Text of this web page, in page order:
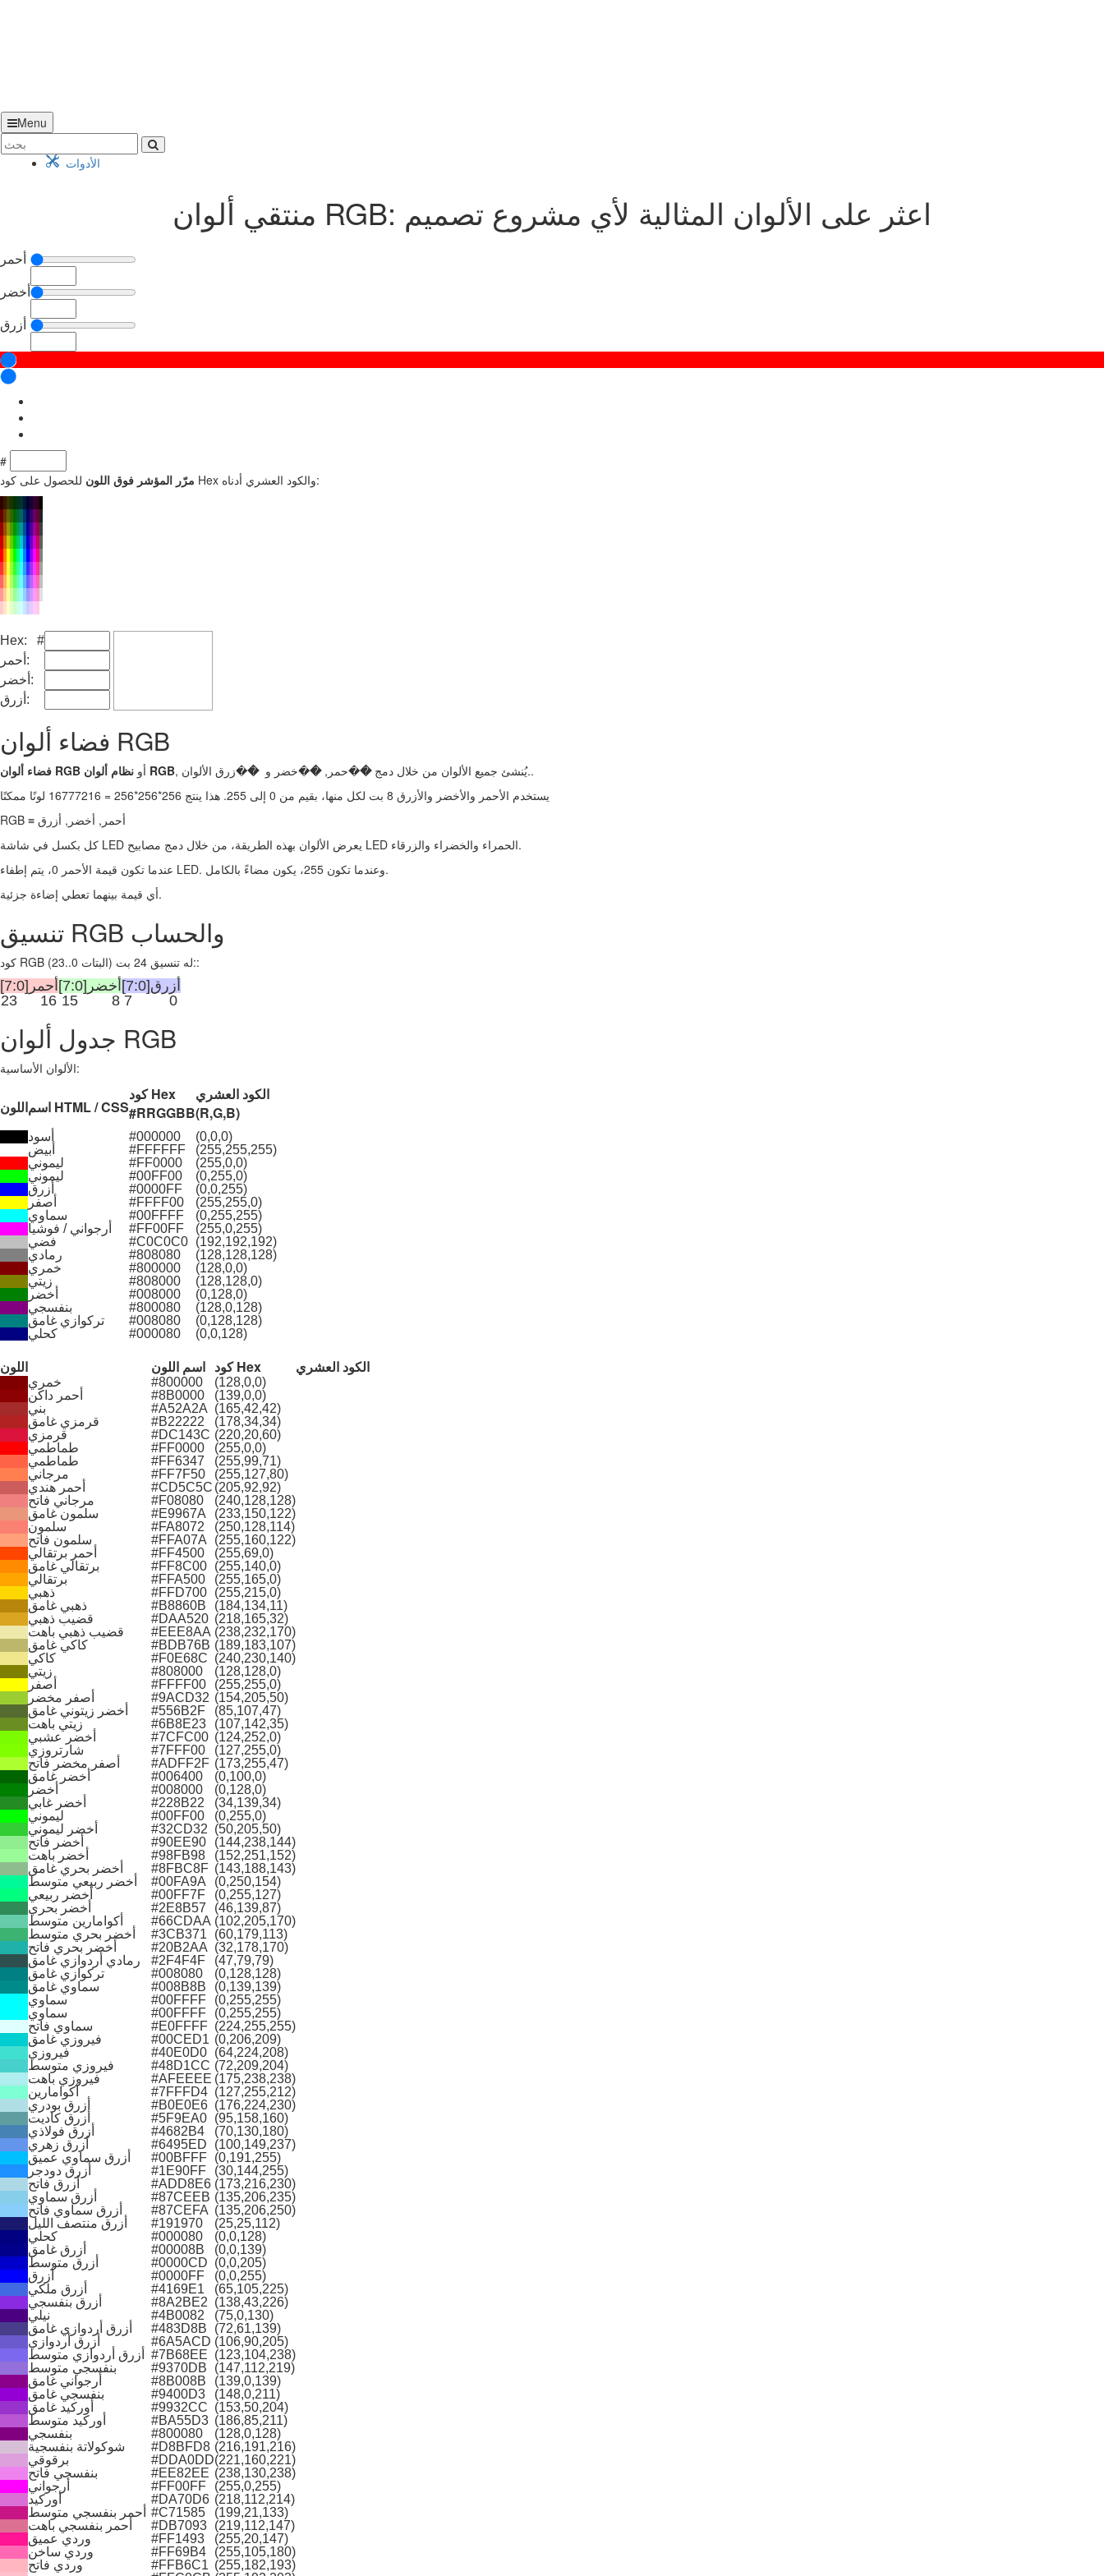
Menu
الأدوات
منتقي ألوان RGB: اعثر على الألوان المثالية لأي مشروع تصميم
أحمر
أخضر
أزرق
#
مرّر المؤشر فوق اللون
للحصول على كود Hex والكود العشري أدناه:
Hex: #
أحمر:
أخضر:
أزرق:
فضاء ألوان RGB
فضاء ألوان RGB أو نظام ألوان RGB , يُنشئ جميع الألوان من خلال دمج��حمر,��خضر و�
�زرق الألوان..
يستخدم الأحمر والأخضر والأزرق 8 بت لكل منها، بقيم من 0 إلى 255. هذا ينتج 256*256*256 = 16777216 لونًا ممكنًا
RGB ≡ أحمر, أخضر, أزرق
كل بكسل في شاشة LED يعرض الألوان بهذه الطريقة، من خلال دمج مصابيح LED الحمراء والخضراء والزرقاء.
عندما تكون قيمة الأحمر 0، يتم إطفاء LED. وعندما تكون 255، يكون مضاءً بالكامل.
أي قيمة بينهما تعطي إضاءة جزئية.
تنسيق RGB والحساب
كود RGB له تنسيق 24 بت (البتات 0..23)::
أحمر[7:0]
أخضر[7:0]
أزرق[7:0]
23
16 15 8 7 0
جدول ألوان RGB
الألوان الأساسية:
اللون اسم HTML / CSS
كود Hex
#RRGGBB
الكود العشري
(R,G,B)
أسود #000000
(0,0,0)
أبيض
#FFFFFF
(255,255,255)
ليموني
#FF0000
(255,0,0)
ليموني
#00FF00
(0,255,0)
أزرق
#0000FF
(0,0,255)
أصفر
#FFFF00
(255,255,0)
سماوي
#00FFFF
(0,255,255)
أرجواني / فوشيا
#FF00FF
(255,0,255)
فضي
#C0C0C0 (192,192,192)
رمادي
#808080
(128,128,128)
خمري
#800000
(128,0,0)
زيتي
#808000
(128,128,0)
أخضر
#008000
(0,128,0)
بنفسجي
#800080
(128,0,128)
تركوازي غامق
#008080
(0,128,128)
كحلي
#000080 (0,0,128)
اللون اسم اللون كود Hex الكود العشري
خمري #800000
(128,0,0)
أحمر داكن
#8B0000
(139,0,0)
بني
#A52A2A (165,42,42)
قرمزي غامق
#B22222
(178,34,34)
قرمزي
#DC143C (220,20,60)
طماطمي
#FF0000
(255,0,0)
طماطمي
#FF6347
(255,99,71)
مرجاني
#FF7F50
(255,127,80)
أحمر هندي
#CD5C5C (205,92,92)
مرجاني فاتح
#F08080
(240,128,128)
سلمون غامق
#E9967A
(233,150,122)
سلمون
#FA8072
(250,128,114)
سلمون فاتح
#FFA07A
(255,160,122)
أحمر برتقالي
#FF4500
(255,69,0)
برتقالي غامق
#FF8C00 (255,140,0)
برتقالي
#FFA500
(255,165,0)
ذهبي
#FFD700 (255,215,0)
ذهبي غامق
#B8860B
(184,134,11)
قضيب ذهبي
#DAA520 (218,165,32)
قضيب ذهبي باهت
#EEE8AA (238,232,170)
كاكي غامق
#BDB76B (189,183,107)
كاكي
#F0E68C (240,230,140)
زيتي
#808000
(128,128,0)
أصفر
#FFFF00
(255,255,0)
أصفر مخضر
#9ACD32 (154,205,50)
أخضر زيتوني غامق
#556B2F
(85,107,47)
زيتي باهت
#6B8E23
(107,142,35)
أخضر عشبي
#7CFC00 (124,252,0)
شارتروزي
#7FFF00
(127,255,0)
أصفر مخضر فاتح
#ADFF2F (173,255,47)
أخضر غامق
#006400
(0,100,0)
أخضر
#008000
(0,128,0)
أخضر غابي
#228B22
(34,139,34)
ليموني
#00FF00
(0,255,0)
أخضر ليموني
#32CD32 (50,205,50)
أخضر فاتح
#90EE90
(144,238,144)
أخضر باهت
#98FB98
(152,251,152)
أخضر بحري غامق
#8FBC8F (143,188,143)
أخضر ربيعي متوسط
#00FA9A
(0,250,154)
أخضر ربيعي
#00FF7F
(0,255,127)
أخضر بحري
#2E8B57
(46,139,87)
أكوامارين متوسط
#66CDAA (102,205,170)
أخضر بحري متوسط
#3CB371
(60,179,113)
أخضر بحري فاتح
#20B2AA (32,178,170)
رمادي أردوازي غامق
#2F4F4F
(47,79,79)
تركوازي غامق
#008080
(0,128,128)
سماوي غامق
#008B8B
(0,139,139)
سماوي
#00FFFF
(0,255,255)
سماوي
#00FFFF
(0,255,255)
سماوي فاتح
#E0FFFF (224,255,255)
فيروزي غامق
#00CED1 (0,206,209)
فيروزي
#40E0D0 (64,224,208)
فيروزي متوسط
#48D1CC (72,209,204)
فيروزي باهت
#AFEEEE (175,238,238)
أكوامارين
#7FFFD4 (127,255,212)
أزرق بودري
#B0E0E6 (176,224,230)
أزرق كاديت
#5F9EA0 (95,158,160)
أزرق فولاذي
#4682B4
(70,130,180)
أزرق زهري
#6495ED
(100,149,237)
أزرق سماوي عميق
#00BFFF (0,191,255)
أزرق دودجر
#1E90FF
(30,144,255)
أزرق فاتح
#ADD8E6 (173,216,230)
أزرق سماوي
#87CEEB (135,206,235)
أزرق سماوي فاتح
#87CEFA (135,206,250)
أزرق منتصف الليل
#191970
(25,25,112)
كحلي
#000080
(0,0,128)
أزرق غامق
#00008B
(0,0,139)
أزرق متوسط
#0000CD (0,0,205)
أزرق
#0000FF
(0,0,255)
أزرق ملكي
#4169E1
(65,105,225)
أزرق بنفسجي
#8A2BE2 (138,43,226)
نيلي
#4B0082
(75,0,130)
أزرق أردوازي غامق
#483D8B
(72,61,139)
أزرق أردوازي
#6A5ACD (106,90,205)
أزرق أردوازي متوسط
#7B68EE (123,104,238)
بنفسجي متوسط
#9370DB
(147,112,219)
أرجواني غامق
#8B008B
(139,0,139)
بنفسجي غامق
#9400D3
(148,0,211)
أوركيد غامق
#9932CC (153,50,204)
أوركيد متوسط
#BA55D3 (186,85,211)
بنفسجي
#800080
(128,0,128)
شوكولاتة بنفسجية
#D8BFD8 (216,191,216)
برقوقي
#DDA0DD(221,160,221)
بنفسجي فاتح
#EE82EE (238,130,238)
أرجواني
#FF00FF
(255,0,255)
أوركيد
#DA70D6 (218,112,214)
أحمر بنفسجي متوسط
#C71585
(199,21,133)
أحمر بنفسجي باهت
#DB7093 (219,112,147)
وردي عميق
#FF1493
(255,20,147)
وردي ساخن
#FF69B4
(255,105,180)
وردي فاتح
#FFB6C1 (255,182,193)